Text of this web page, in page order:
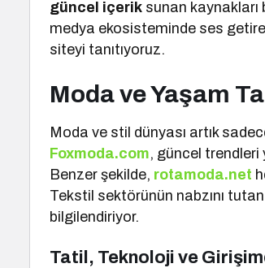
güncel içerik sunan kaynakları
medya ekosisteminde ses
siteyi tanıtıyoruz.
Moda ve Yaşam
Moda ve stil dünyası artık
Foxmoda.com, güncel trendleri
Benzer şekilde, rotamoda.net
Tekstil sektörünün nabzını tutan
bilgilendiriyor.
Tatil, Teknoloji ve